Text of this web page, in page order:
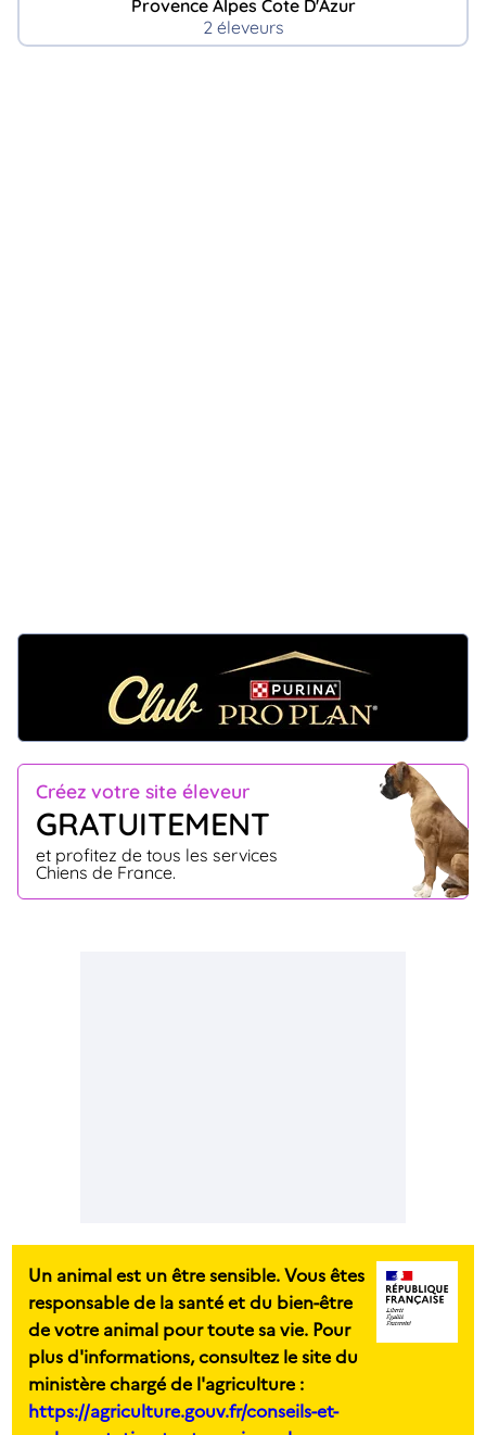
Provence Alpes Cote D'Azur
2 éleveurs
Créez votre site éleveur
GRATUITEMENT
et profitez de tous les services
Chiens de France.
Un animal est un être sensible. Vous êtes
responsable de la santé et du bien-être
de votre animal pour toute sa vie. Pour
plus d'informations, consultez le site du
ministère chargé de l'agriculture :
https://agriculture.gouv.fr/conseils-et-